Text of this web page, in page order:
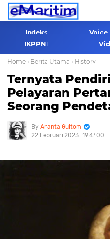
Indeks Voice
IKPPNI
Home › Berita Utama › History
Ternyata
Pelayaran
Seorang
Ananta Gultom
22 Februari 2023 19.47.00